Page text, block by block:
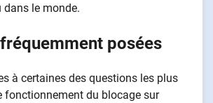
dans le monde.
posées
à certaines des questions les plus
fonctionnement du blocage sur